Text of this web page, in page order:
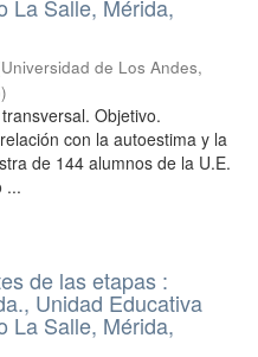
La Salle, Mérida,
Universidad de Los Andes,
)
Objetivo.
con la autoestima y la
de 144 alumnos de la U.E.
...
de las etapas :
Unidad Educativa
La Salle, Mérida,